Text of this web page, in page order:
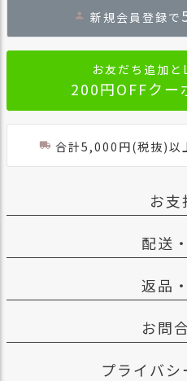
新規会員登録で
お友だち追加
200円OFFクー
合計5,000円(税抜)以
お支
配送
返品
お問
プライバ